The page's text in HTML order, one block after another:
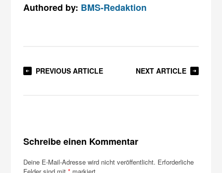
Authored by: BMS-Redaktion
PREVIOUS ARTICLE NEXT ARTICLE
Schreibe einen Kommentar
Deine E-Mail-Adresse wird nicht veröffentlicht. Erforderliche